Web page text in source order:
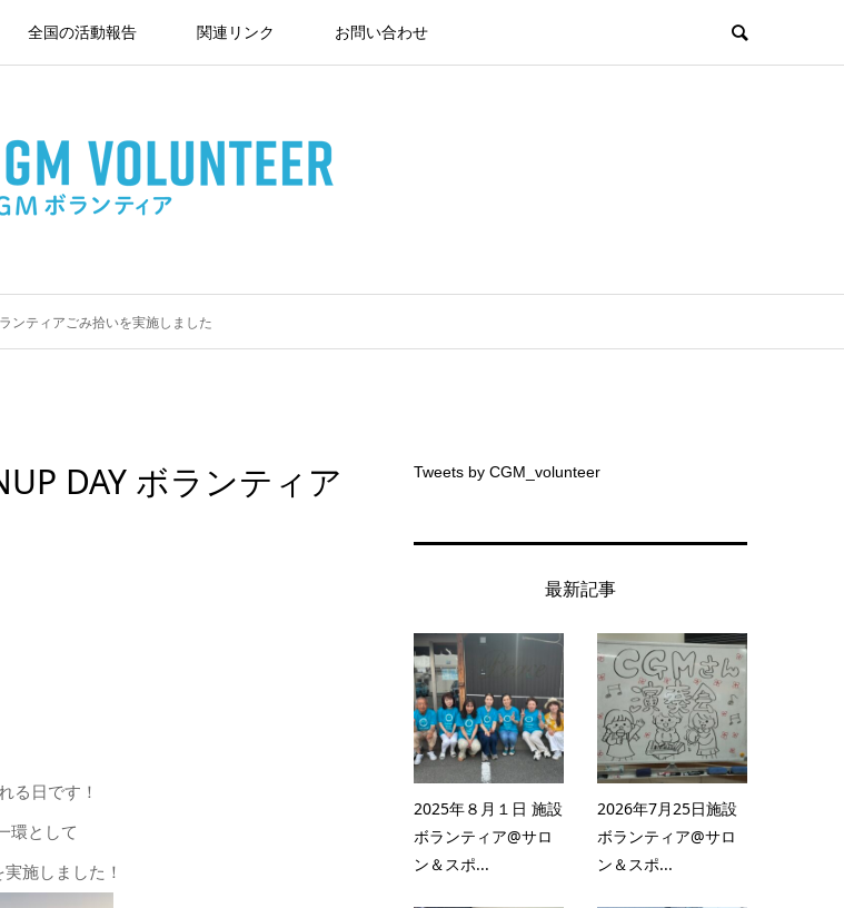
全国の活動報告 関連リンク お問い合わせ
ンティアごみ拾いを実施しました
DAY ボランティア
る日です！
環として
施しました！
Tweets by CGM_volunteer
最新記事
2025年８月１日 施設
ボランティア@サロ
ン＆スポ...
2026年7月25日施設
ボランティア@サロ
ン＆スポ...